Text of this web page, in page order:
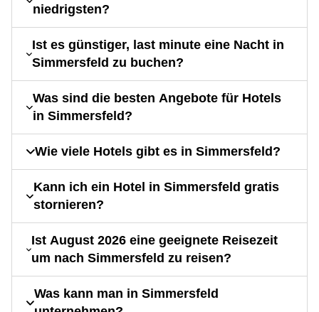
niedrigsten?
Ist es günstiger, last minute eine Nacht in
Simmersfeld zu buchen?
Was sind die besten Angebote für Hotels
in Simmersfeld?
Wie viele Hotels gibt es in Simmersfeld?
Kann ich ein Hotel in Simmersfeld gratis
stornieren?
Ist August 2026 eine geeignete Reisezeit
um nach Simmersfeld zu reisen?
Was kann man in Simmersfeld